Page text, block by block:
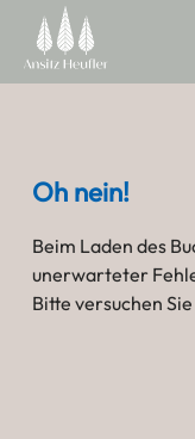
Oh nein!
Beim Laden des
unerwarteter
Bitte versuchen